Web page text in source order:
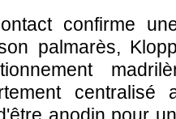
confirme
palmarès,
centralisé